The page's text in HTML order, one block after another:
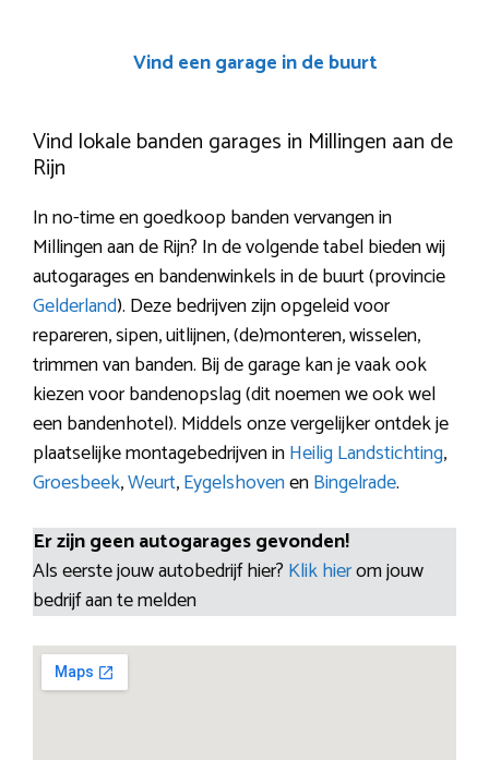
Vind een garage in de buurt
Vind lokale banden garages in Millingen aan de
Rijn
In no-time en goedkoop banden vervangen in
Millingen aan de Rijn? In de volgende tabel bieden wij
autogarages en bandenwinkels in de buurt (provincie
Gelderland). Deze bedrijven zijn opgeleid voor
repareren, sipen, uitlijnen, (de)monteren, wisselen,
trimmen van banden. Bij de garage kan je vaak ook
kiezen voor bandenopslag (dit noemen we ook wel
een bandenhotel). Middels onze vergelijker ontdek je
plaatselijke montagebedrijven inHeilig Landstichting,
Groesbeek,Weurt,EygelshovenenBingelrade.
Er zijn geen autogarages gevonden!
Als eerste jouw autobedrijf hier? Klik hierom jouw
bedrijf aan te melden